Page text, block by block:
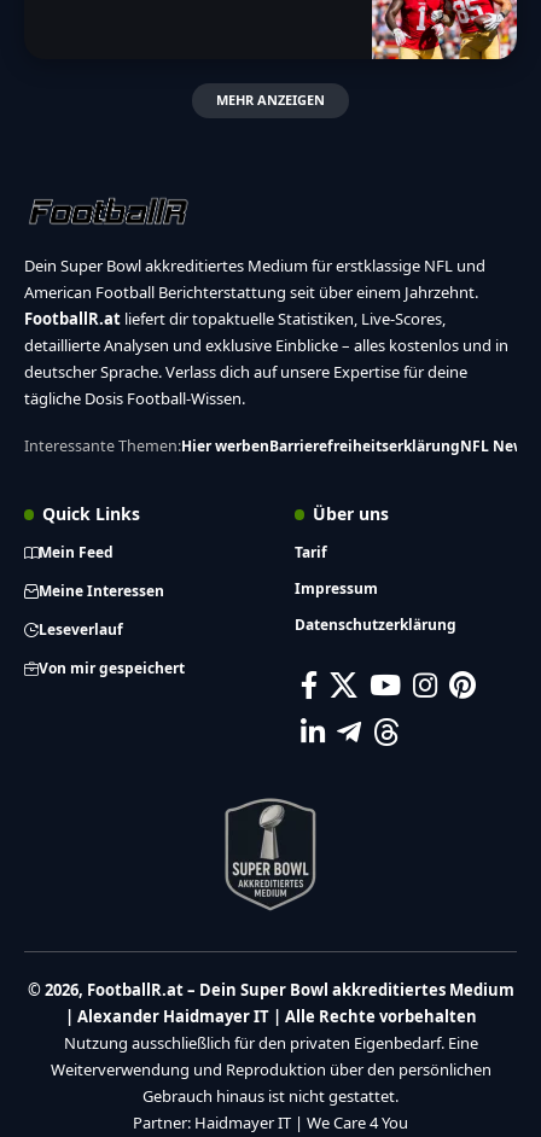
MEHR ANZEIGEN
Dein Super Bowl akkreditiertes Medium für erstklassige NFL und
American Football Berichterstattung seit über einem Jahrzehnt.
FootballR.at liefert dir topaktuelle Statistiken, Live-Scores,
detaillierte Analysen und exklusive Einblicke – alles kostenlos und in
deutscher Sprache. Verlass dich auf unsere Expertise für deine
tägliche Dosis Football-Wissen.
Interessante Themen:Hier werbenBarrierefreiheitserklärungNFL News
Quick Links
Mein Feed
Meine Interessen
Leseverlauf
Von mir gespeichert
Über uns
Tarif
Impressum
Datenschutzerklärung
© 2026, FootballR.at – Dein Super Bowl akkreditiertes Medium
| Alexander Haidmayer IT | Alle Rechte vorbehalten
Nutzung ausschließlich für den privaten Eigenbedarf. Eine
Weiterverwendung und Reproduktion über den persönlichen
Gebrauch hinaus ist nicht gestattet.
Partner: Haidmayer IT | We Care 4 You